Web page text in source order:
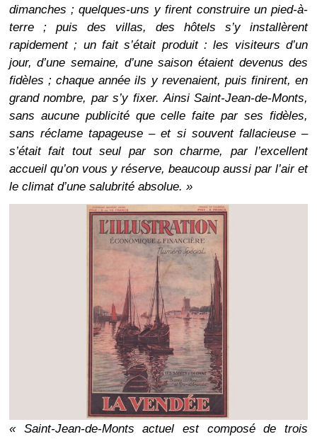
dimanches ; quelques-uns y firent construire un pied-à-
terre ; puis des villas, des hôtels s’y installèrent
rapidement ; un fait s’était produit : les visiteurs d’un
jour, d’une semaine, d’une saison étaient devenus des
fidèles ; chaque année ils y revenaient, puis finirent, en
grand nombre, par s’y fixer. Ainsi Saint-Jean-de-Monts,
sans aucune publicité que celle faite par ses fidèles,
sans réclame tapageuse – et si souvent fallacieuse –
s’était fait tout seul par son charme, par l’excellent
accueil qu’on vous y réserve, beaucoup aussi par l’air et
le climat d’une salubrité absolue. »
« Saint-Jean-de-Monts actuel est composé de trois